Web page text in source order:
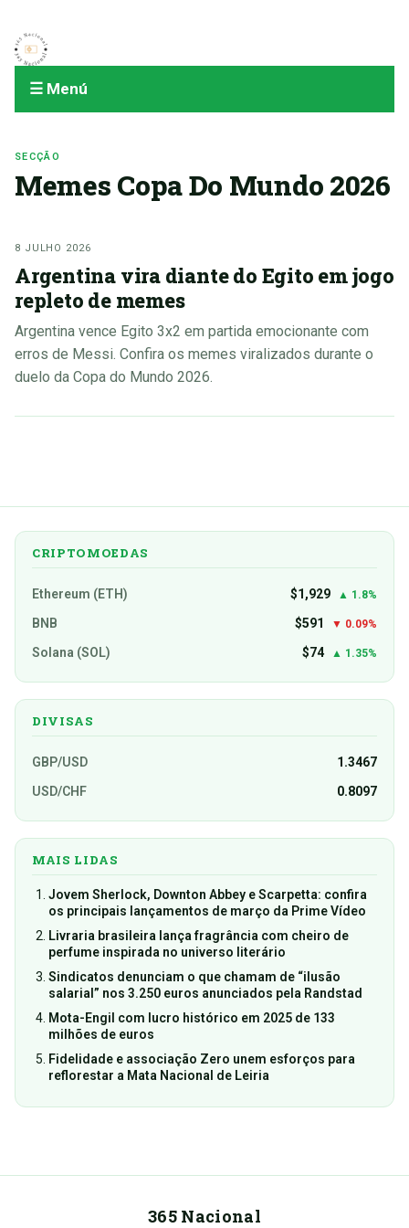
☰ Menú
SECÇÃO
Memes Copa Do Mundo 2026
8 JULHO 2026
Argentina vira diante do Egito em jogo
repleto de memes
Argentina vence Egito 3x2 em partida emocionante com
erros de Messi. Confira os memes viralizados durante o
duelo da Copa do Mundo 2026.
CRIPTOMOEDAS
Ethereum (ETH) $1,929 ▲ 1.8%
BNB $591 ▼ 0.09%
Solana (SOL) $74 ▲ 1.35%
DIVISAS
GBP/USD
1.3467
USD/CHF
0.8097
MAIS LIDAS
Jovem Sherlock, Downton Abbey e Scarpetta: confira
os principais lançamentos de março da Prime Vídeo
Livraria brasileira lança fragrância com cheiro de
perfume inspirada no universo literário
Sindicatos denunciam o que chamam de “ilusão
salarial” nos 3.250 euros anunciados pela Randstad
Mota-Engil com lucro histórico em 2025 de 133
milhões de euros
Fidelidade e associação Zero unem esforços para
reflorestar a Mata Nacional de Leiria
365 Nacional